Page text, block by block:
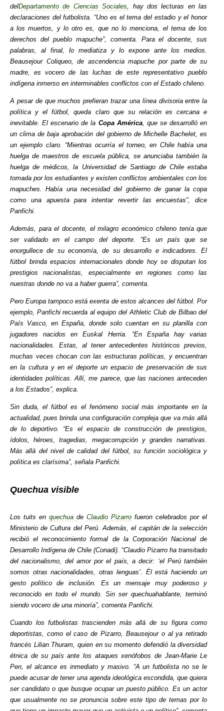
delDepartamento de Ciencias Sociales, hay dos lecturas en las
declaraciones del futbolista. “Uno es el tema del estadio y el honor
a los muertos, y lo otro es, que no lo menciona, el tema de los
derechos del pueblo mapuche”, comenta. Para el docente, sus
palabras, al final, lo mediatiza y lo expone ante los medios.
Beausejour Coliqueo, de ascendencia mapuche por parte de su
madre, es vocero de las luchas de este representativo pueblo
indígena inmerso en interminables conflictos con el Estado chileno.
A pesar de que muchos prefieran trazar una línea divisoria entre la
política y el fútbol, queda claro que su relación es cercana e
inevitable. El escenario de la Copa América, que se desarrolló en
un clima de baja aprobación del gobierno de Michelle Bachelet, es
un ejemplo claro. “Mientras ocurría el torneo, en Chile había una
huelga de maestros de escuela pública, se anunciaba también la
huelga de médicos, la Universidad de Santiago de Chile estaba
tomada por los estudiantes y existen conflictos ambientales con los
mapuches. Había una necesidad del gobierno de ganar la copa
como una apuesta para intentar revertir las encuestas”, dice
Panfichi.
Además, para el docente, el milagro económico chileno tenía que
ser validado en el campo del deporte. “Es un país que se
enorgullece de su economía, de su desarrollo e indicadores. El
fútbol brinda espacios internacionales donde hoy se disputan los
prestigios nacionalistas, especialmente en regiones como las
nuestras donde no va a haber guerra”, comenta.
Pero Europa tampoco está exenta de estos alcances del fútbol. Por
ejemplo, Panfichi recuerda al equipo del Athletic Club de Bilbao del
País Vasco, en España, donde solo cuentan en su planilla con
jugadores nacidos en Euskal Herria. “En España hay varias
nacionalidades. Estas, al tener antecedentes históricos previos,
muchas veces chocan con las estructuras políticas, y encuentran
en la cultura y en el deporte un espacio de preservación de sus
identidades políticas. Allí, me parece, que las naciones anteceden
a los Estados”, explica.
Sin duda, el fútbol es el fenómeno social más importante en la
actualidad, pues brinda una configuración compleja que va más allá
de lo deportivo. “Es el espacio de construcción de prestigios,
ídolos, héroes, tragedias, megacorrupción y grandes narrativas.
Más allá del nivel de calidad del fútbol, su función sociológica y
política es clarísima”, señala Panfichi.
Quechua visible
Los tuits enquechuadeClaudio Pizarro fueron celebrados por el
Ministerio de Cultura del Perú. Además, el capitán de la selección
recibió el reconocimiento formal de la Corporación Nacional de
Desarrollo Indígena de Chile (Conadi). “Claudio Pizarro ha transitado
del nacionalismo, del amor por el país, a decir: ‘el Perú también
somos otras nacionalidades, otras lenguas’. Él está haciendo un
gesto político de inclusión. Es un mensaje muy poderoso y
reconocido en todo el mundo. Sin ser quechuahablante, terminó
siendo vocero de una minoría”, comenta Panfichi.
Cuando los futbolistas trascienden más allá de su figura como
deportistas, como el caso de Pizarro, Beausejour o al ya retirado
francés Lilian Thuram, quien en su momento defendió la diversidad
étnica de su país ante los ataques xenófobos de Jean-Marie Le
Pen, el alcance es inmediato y masivo. “A un futbolista no se le
puede acusar de tener una agenda ideológica escondida, que quiera
ser candidato o que busque ocupar un puesto público. Es un actor
que usualmente no se pronuncia sobre este tipo de temas por lo